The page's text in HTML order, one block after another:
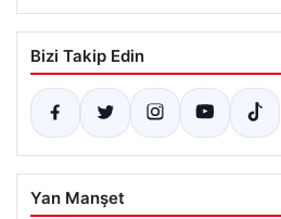
Bizi Takip Edin
Yan Manşet